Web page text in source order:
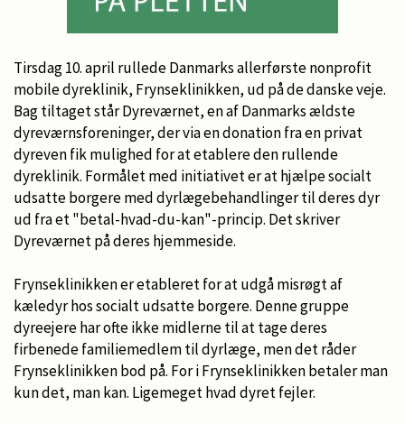
Tirsdag 10. april rullede Danmarks allerførste nonprofit
mobile dyreklinik, Frynseklinikken, ud på de danske veje.
Bag tiltaget står Dyreværnet, en af Danmarks ældste
dyreværnsforeninger, der via en donation fra en privat
dyreven fik mulighed for at etablere den rullende
dyreklinik. Formålet med initiativet er at hjælpe socialt
udsatte borgere med dyrlægebehandlinger til deres dyr
ud fra et "betal-hvad-du-kan"-princip. Det skriver
Dyreværnet på deres hjemmeside.
Frynseklinikken er etableret for at udgå misrøgt af
kæledyr hos socialt udsatte borgere. Denne gruppe
dyreejere har ofte ikke midlerne til at tage deres
firbenede familiemedlem til dyrlæge, men det råder
Frynseklinikken bod på. For i Frynseklinikken betaler man
kun det, man kan. Ligemeget hvad dyret fejler.